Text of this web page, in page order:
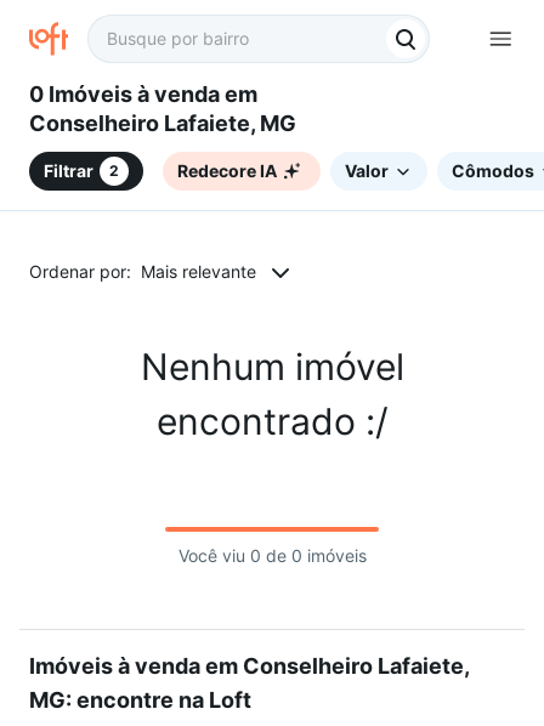
0 Imóveis à venda em
Conselheiro Lafaiete, MG
Filtrar 2 Redecore IA Valor Cômodos
Ordenar por: Mais relevante
Nenhum imóvel
encontrado :/
Você viu 0 de 0 imóveis
Imóveis à venda em Conselheiro Lafaiete,
MG: encontre na Loft